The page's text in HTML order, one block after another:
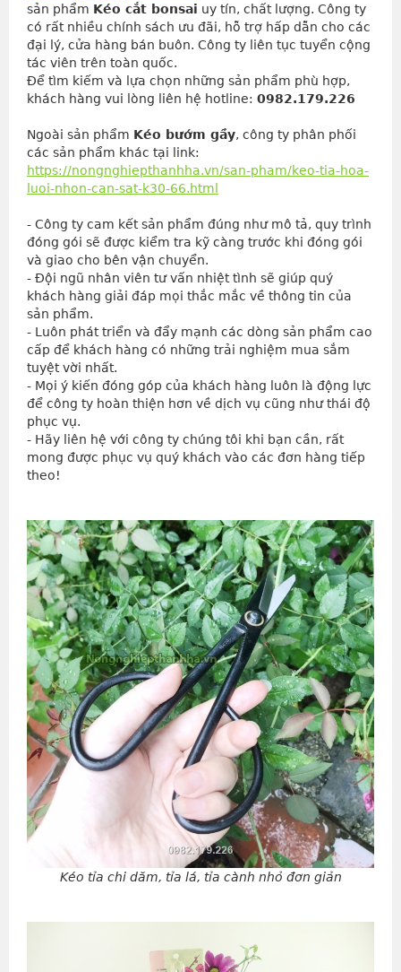
sản phẩm Kéo cắt bonsai uy tín, chất lượng. Công ty
có rất nhiều chính sách ưu đãi, hỗ trợ hấp dẫn cho các
đại lý, cửa hàng bán buôn. Công ty liên tục tuyển cộng
tác viên trên toàn quốc.
Để tìm kiếm và lựa chọn những sản phẩm phù hợp,
khách hàng vui lòng liên hệ hotline: 0982.179.226
Ngoài sản phẩm Kéo bướm gầy, công ty phân phối
các sản phẩm khác tại link:
https://nongnghiepthanhha.vn/san-pham/keo-tia-hoa-
luoi-nhon-can-sat-k30-66.html
- Công ty cam kết sản phẩm đúng như mô tả, quy trình
đóng gói sẽ được kiểm tra kỹ càng trước khi đóng gói
và giao cho bên vận chuyển.
- Đội ngũ nhân viên tư vấn nhiệt tình sẽ giúp quý
khách hàng giải đáp mọi thắc mắc về thông tin của
sản phẩm.
- Luôn phát triển và đẩy mạnh các dòng sản phẩm cao
cấp để khách hàng có những trải nghiệm mua sắm
tuyệt vời nhất.
- Mọi ý kiến đóng góp của khách hàng luôn là động lực
để công ty hoàn thiện hơn về dịch vụ cũng như thái độ
phục vụ.
- Hãy liên hệ với công ty chúng tôi khi bạn cần, rất
mong được phục vụ quý khách vào các đơn hàng tiếp
theo!
Kéo tỉa chi dăm, tỉa lá, tỉa cành nhỏ đơn giản